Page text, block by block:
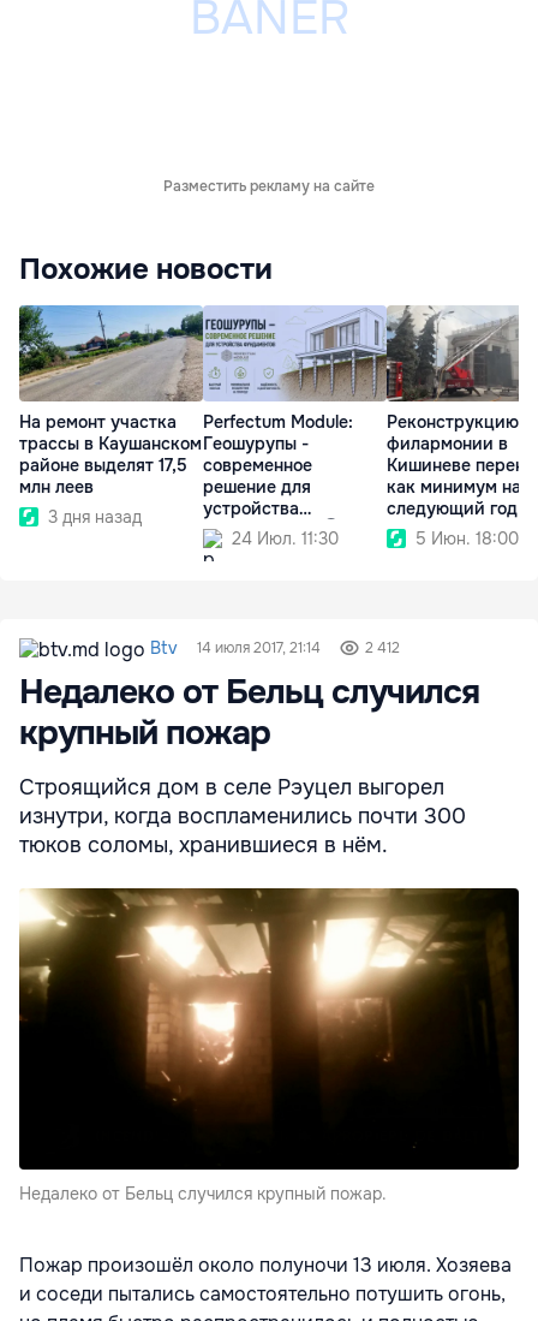
Разместить рекламу на сайте
Похожие новости
На ремонт участка
трассы в Каушанском
районе выделят 17,5
млн леев
3 дня назад
Perfectum Module:
Геошурупы -
современное
решение для
устройства
фундаментов Ⓟ
24 Июл. 11:30
Реконструкцию
филармонии в
Кишиневе
как минимум на
следующий год
5 Июн. 18:00
Btv 14 июля 2017, 21:14 2 412
Недалеко от Бельц случился
крупный пожар
Строящийся дом в селе Рэуцел выгорел
изнутри, когда воспламенились почти 300
тюков соломы, хранившиеся в нём.
Недалеко от Бельц случился крупный пожар.
Пожар произошёл около полуночи 13 июля. Хозяева
и соседи пытались самостоятельно потушить огонь,